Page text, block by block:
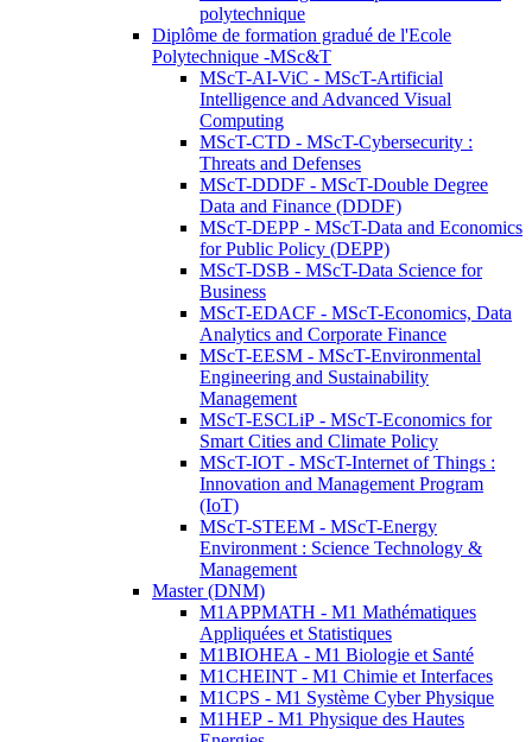
polytechnique
Diplôme de formation gradué de l'Ecole
Polytechnique -MSc&T
MScT-AI-ViC - MScT-Artificial
Intelligence and Advanced Visual
Computing
MScT-CTD - MScT-Cybersecurity :
Threats and Defenses
MScT-DDDF - MScT-Double Degree
Data and Finance (DDDF)
MScT-DEPP - MScT-Data and Economics
for Public Policy (DEPP)
MScT-DSB - MScT-Data Science for
Business
MScT-EDACF - MScT-Economics, Data
Analytics and Corporate Finance
MScT-EESM - MScT-Environmental
Engineering and Sustainability
Management
MScT-ESCLiP - MScT-Economics for
Smart Cities and Climate Policy
MScT-IOT - MScT-Internet of Things :
Innovation and Management Program
(IoT)
MScT-STEEM - MScT-Energy
Environment : Science Technology &
Management
Master (DNM)
M1APPMATH - M1 Mathématiques
Appliquées et Statistiques
M1BIOHEA - M1 Biologie et Santé
M1CHEINT - M1 Chimie et Interfaces
M1CPS - M1 Système Cyber Physique
M1HEP - M1 Physique des Hautes